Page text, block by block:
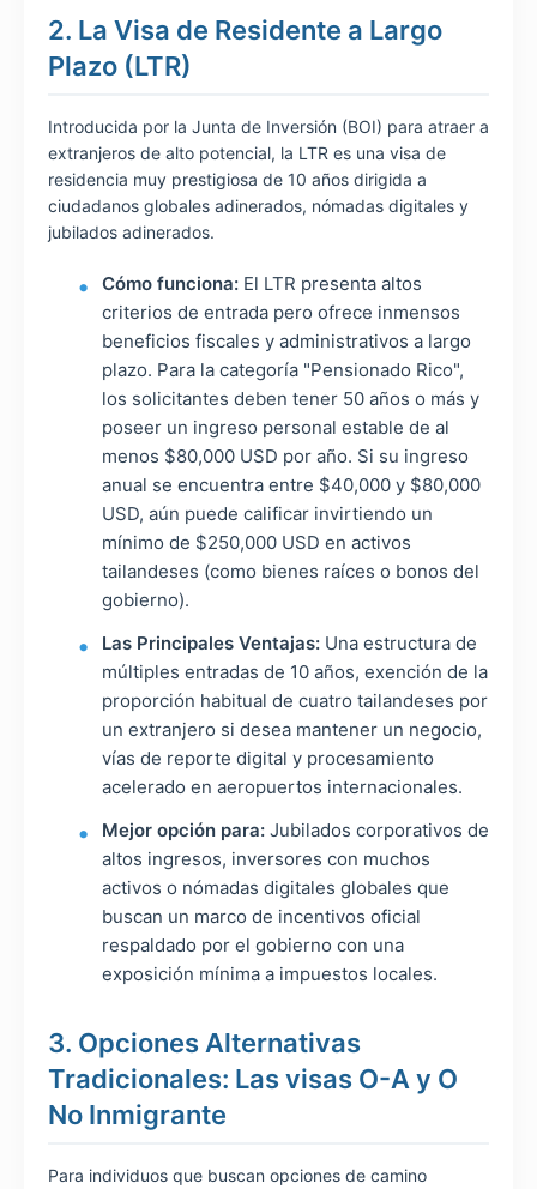
2. La Visa de Residente a Largo
Plazo (LTR)
Introducida por la Junta de Inversión (BOI) para atraer a
extranjeros de alto potencial, la LTR es una visa de
residencia muy prestigiosa de 10 años dirigida a
ciudadanos globales adinerados, nómadas digitales y
jubilados adinerados.
Cómo funciona: El LTR presenta altos
criterios de entrada pero ofrece inmensos
beneficios fiscales y administrativos a largo
plazo. Para la categoría "Pensionado Rico",
los solicitantes deben tener 50 años o más y
poseer un ingreso personal estable de al
menos $80,000 USD por año. Si su ingreso
anual se encuentra entre $40,000 y $80,000
USD, aún puede calificar invirtiendo un
mínimo de $250,000 USD en activos
tailandeses (como bienes raíces o bonos del
gobierno).
Las Principales Ventajas: Una estructura de
múltiples entradas de 10 años, exención de la
proporción habitual de cuatro tailandeses por
un extranjero si desea mantener un negocio,
vías de reporte digital y procesamiento
acelerado en aeropuertos internacionales.
Mejor opción para: Jubilados corporativos de
altos ingresos, inversores con muchos
activos o nómadas digitales globales que
buscan un marco de incentivos oficial
respaldado por el gobierno con una
exposición mínima a impuestos locales.
3. Opciones Alternativas
Tradicionales: Las visas O-A y O
No Inmigrante
Para individuos que buscan opciones de camino